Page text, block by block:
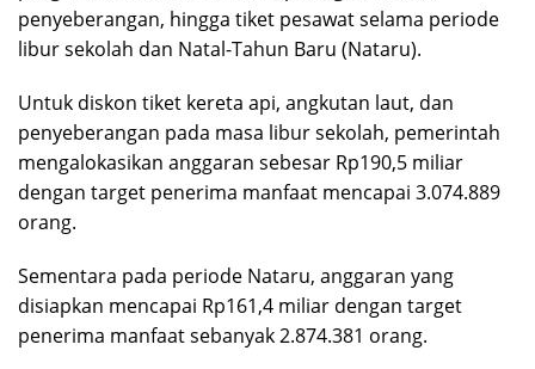
penyeberangan, hingga tiket pesawat selama periode
libur sekolah dan Natal-Tahun Baru (Nataru).
Untuk diskon tiket kereta api, angkutan laut, dan
penyeberangan pada masa libur sekolah, pemerintah
mengalokasikan anggaran sebesar Rp190,5 miliar
dengan target penerima manfaat mencapai 3.074.889
orang.
Sementara pada periode Nataru, anggaran yang
disiapkan mencapai Rp161,4 miliar dengan target
penerima manfaat sebanyak 2.874.381 orang.